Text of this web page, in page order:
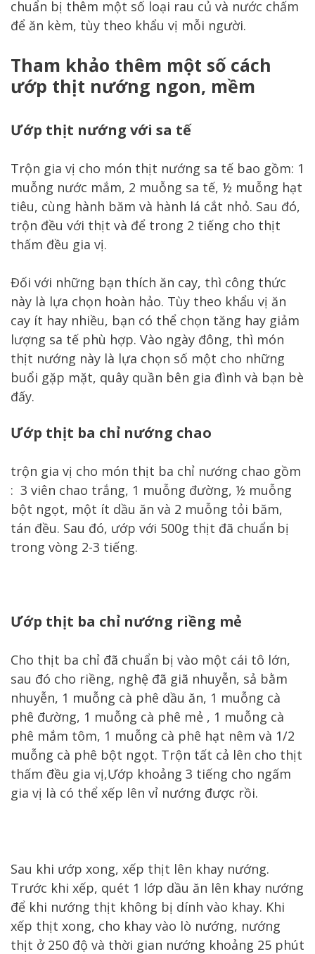
chuẩn bị thêm một số loại rau củ và nước chấm
để ăn kèm, tùy theo khẩu vị mỗi người.
Tham khảo thêm một số cách
ướp thịt nướng ngon, mềm
Ướp thịt nướng với sa tế
Trộn gia vị cho món thịt nướng sa tế bao gồm: 1
muỗng nước mắm, 2 muỗng sa tế, ½ muỗng hạt
tiêu, cùng hành băm và hành lá cắt nhỏ. Sau đó,
trộn đều với thịt và để trong 2 tiếng cho thịt
thấm đều gia vị.
Đối với những bạn thích ăn cay, thì công thức
này là lựa chọn hoàn hảo. Tùy theo khẩu vị ăn
cay ít hay nhiều, bạn có thể chọn tăng hay giảm
lượng sa tế phù hợp. Vào ngày đông, thì món
thịt nướng này là lựa chọn số một cho những
buổi gặp mặt, quây quần bên gia đình và bạn bè
đấy.
Ướp thịt ba chỉ nướng chao
trộn gia vị cho món thịt ba chỉ nướng chao gồm
: 3 viên chao trắng, 1 muỗng đường, ½ muỗng
bột ngọt, một ít dầu ăn và 2 muỗng tỏi băm,
tán đều. Sau đó, ướp với 500g thịt đã chuẩn bị
trong vòng 2-3 tiếng.
Ướp thịt ba chỉ nướng riềng mẻ
Cho thịt ba chỉ đã chuẩn bị vào một cái tô lớn,
sau đó cho riềng, nghệ đã giã nhuyễn, sả bằm
nhuyễn, 1 muỗng cà phê dầu ăn, 1 muỗng cà
phê đường, 1 muỗng cà phê mẻ , 1 muỗng cà
phê mắm tôm, 1 muỗng cà phê hạt nêm và 1/2
muỗng cà phê bột ngọt. Trộn tất cả lên cho thịt
thấm đều gia vị,Ướp khoảng 3 tiếng cho ngấm
gia vị là có thể xếp lên vỉ nướng được rồi.
Sau khi ướp xong, xếp thịt lên khay nướng.
Trước khi xếp, quét 1 lớp dầu ăn lên khay nướng
để khi nướng thịt không bị dính vào khay. Khi
xếp thịt xong, cho khay vào lò nướng, nướng
thịt ở 250 độ và thời gian nướng khoảng 25 phút